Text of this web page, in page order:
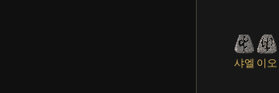
샤엘 이오